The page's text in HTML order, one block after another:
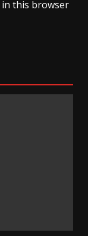
in this browser